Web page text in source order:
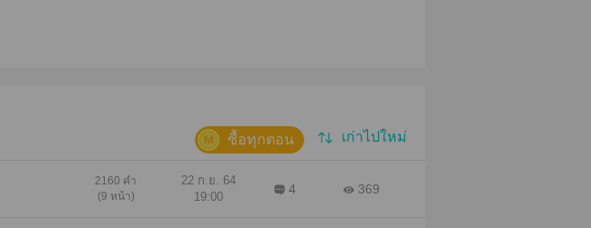
ดู ไหนจะแกล้งแต่งตัวน้อยชิ้น
ห้เขามารักแล้วครับ แต่พอผมหัน
าหวงก้างทั้งที่ตัวเองก็ไม่ได้
ะไรนะเหรอ? ก็ทุกครั้งที่เขาตาม
เก่าไปใหม่
ซื้อทุกตอน
2160 คำ
(9 หน้า)
22 ก.ย. 64
19:00
4 369